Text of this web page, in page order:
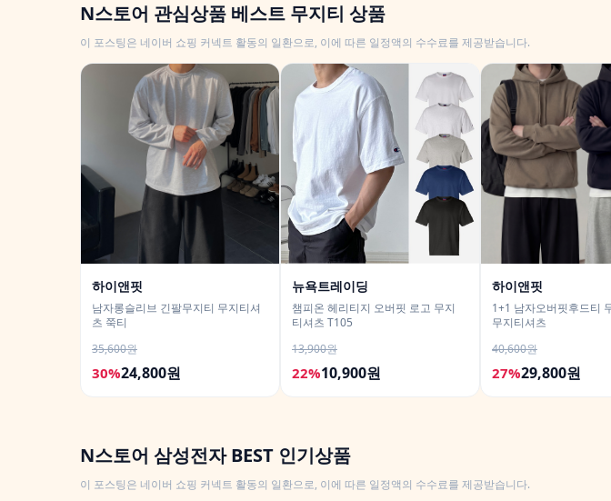
N스토어 관심상품 베스트 무지티 상품
이 포스팅은 네이버 쇼핑 커넥트 활동의 일환으로, 이에 따른 일정액의 수수료를 제공받습니다.
하이앤핏
남자롱슬리브 긴팔무지티 무지티셔
츠 쭉티
35,600원
30%24,800원
뉴욕트레이딩
챔피온 헤리티지 오버핏 로고 무지
티셔츠 T105
13,900원
22%10,900원
하이앤핏
1+1 남자오버핏후드티
무지티셔츠
40,600원
27%29,800원
N스토어 삼성전자 BEST 인기상품
이 포스팅은 네이버 쇼핑 커넥트 활동의 일환으로, 이에 따른 일정액의 수수료를 제공받습니다.